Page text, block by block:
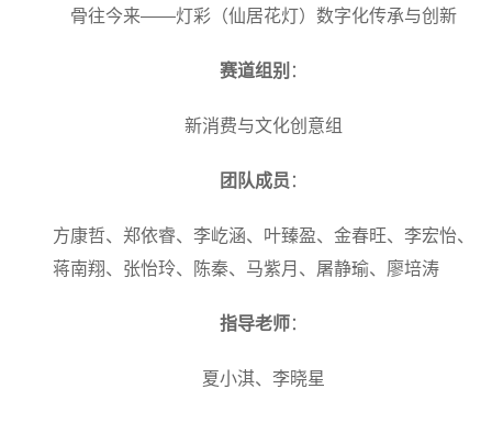
骨往今来——灯彩（仙居花灯）数字化传承与创新
赛道组别 ：
新消费与文化创意组
团队成员 ：
方康哲、郑依睿、李屹涵、叶臻盈、金春旺、李宏怡、
蒋南翔、张怡玲、陈秦、马紫月、屠静瑜、廖培涛
指导老师：
夏小淇、李晓星